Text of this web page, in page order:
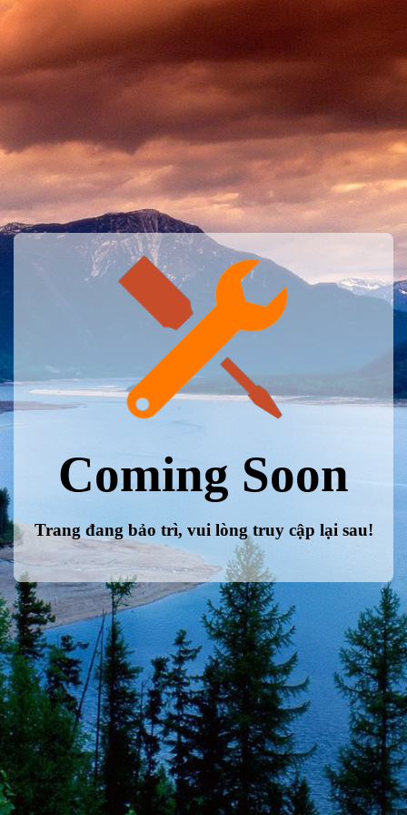
Coming Soon
Trang đang bảo trì, vui lòng truy cập lại sau!